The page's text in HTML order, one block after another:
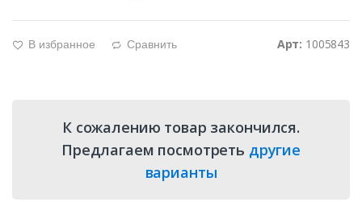
Арт: 1005843
g В избранное d Сравнить
К сожалению товар закончился.
Предлагаем посмотреть другие
варианты